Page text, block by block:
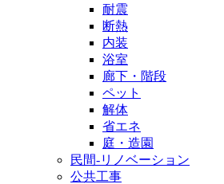
耐震
断熱
内装
浴室
廊下・階段
ペット
解体
省エネ
庭・造園
民間-リノベーション
公共工事